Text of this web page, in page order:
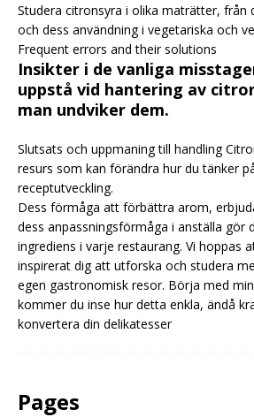
Studera citronsyra i olika maträtter, från
och dess användning i vegetariska och
Frequent errors and their solutions
Insikter i de vanliga
uppstå vid hantering av
man undviker dem.
Slutsats och uppmaning till handling
resurs som kan förändra hur du tänker
receptutveckling.
Dess förmåga att förbättra arom,
dess anpassningsförmåga i anställa gör
ingrediens i varje restaurang. Vi hoppas
inspirerat dig att utforska och studera
egen gastronomisk resor. Börja med
kommer du inse hur detta enkla, ändå
konvertera din delikatesser
Pages